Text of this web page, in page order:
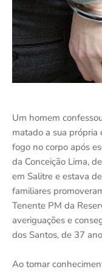
Um homem
matado a sua
fogo no corpo após
da Conceição Lima,
em Salitre e estava
familiares
Tenente PM da
averiguações e
dos Santos, de 37
Ao tomar